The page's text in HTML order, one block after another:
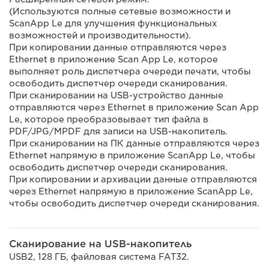
(Используются полные сетевые возможности и
ScanApp Le для улучшения функциональных
возможностей и производительности).
При копировании данные отправляются через
Ethernet в приложение Scan App Le, которое
выполняет роль диспетчера очереди печати, чтобы
освободить диспетчер очереди сканирования.
При сканировании на USB-устройство данные
отправляются через Ethernet в приложение Scan App
Le, которое преобразовывает тип файла в
PDF/JPG/MPDF для записи на USB-накопитель.
При сканировании на ПК данные отправляются через
Ethernet напрямую в приложение ScanApp Le, чтобы
освободить диспетчер очереди сканирования.
При копировании и архивации данные отправляются
через Ethernet напрямую в приложение ScanApp Le,
чтобы освободить диспетчер очереди сканирования.
Сканирование на USB-накопитель
USB2, 128 ГБ, файловая система FAT32.